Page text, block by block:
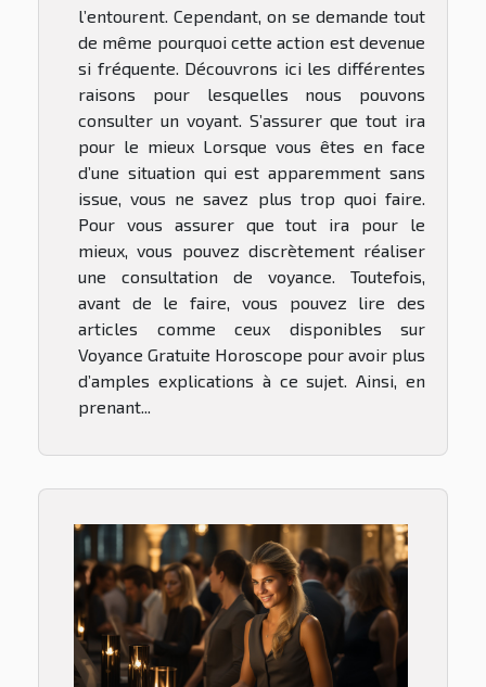
l’entourent. Cependant, on se demande tout
de même pourquoi cette action est devenue
si fréquente. Découvrons ici les différentes
raisons pour lesquelles nous pouvons
consulter un voyant. S’assurer que tout ira
pour le mieux Lorsque vous êtes en face
d’une situation qui est apparemment sans
issue, vous ne savez plus trop quoi faire.
Pour vous assurer que tout ira pour le
mieux, vous pouvez discrètement réaliser
une consultation de voyance. Toutefois,
avant de le faire, vous pouvez lire des
articles comme ceux disponibles sur
Voyance Gratuite Horoscope pour avoir plus
d’amples explications à ce sujet. Ainsi, en
prenant...